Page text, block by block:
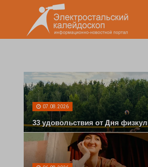
07.08.2026
33 удовольствия от Дня